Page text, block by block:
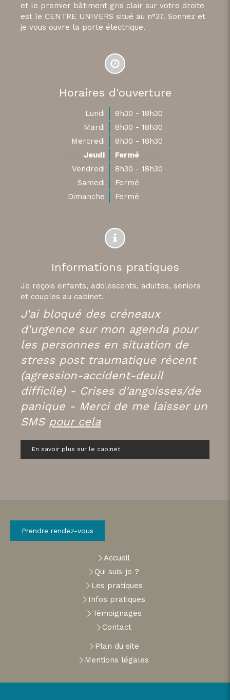
et le premier bâtiment gris clair sur votre droite
est le CENTRE UNIVERS situé au n°37. Sonnez et
je vous ouvre la porte électrique.
Horaires d'ouverture
Lundi
8h30 - 18h30
Mardi
8h30 - 18h30
Mercredi
8h30 - 18h30
Jeudi
Fermé
Vendredi
8h30 - 18h30
Samedi
Fermé
Dimanche
Fermé
Informations pratiques
Je reçois enfants, adolescents, adultes, seniors
et couples au cabinet.
J'ai bloqué des créneaux
d'urgence sur mon agenda pour
les personnes en situation de
stress post traumatique récent
(agression-accident-deuil
difficile) - Crises d'angoisses/de
panique - Merci de me laisser un
SMS pour cela
En savoir plus sur le cabinet
Prendre rendez-vous
Accueil
Qui suis-je ?
Les pratiques
Infos pratiques
Témoignages
Contact
Plan du site
Mentions légales